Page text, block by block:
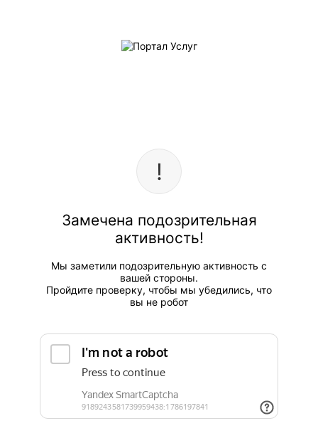
Замечена подозрительная
активность!
Мы заметили подозрительную активность с
вашей стороны.
Пройдите проверку, чтобы мы убедились, что
вы не робот